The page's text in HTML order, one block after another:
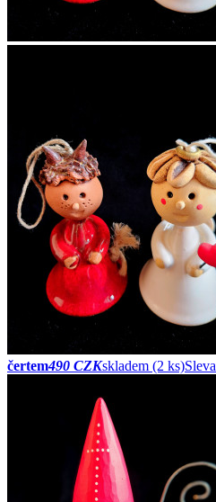
čertem490 CZKskladem (2 ks)Sleva